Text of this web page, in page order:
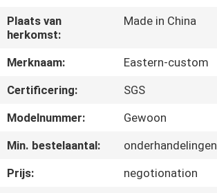
ONS
FABRIEKSREIS
KWALITEITSCONTROLE
CONTACTEER
ONS
Plaats van
herkomst:
Made in China
Merknaam:
Eastern-custom
Certificering:
SGS
Modelnummer:
Gewoon
Min. bestelaantal:
onderhandelingen
Prijs:
negotionation